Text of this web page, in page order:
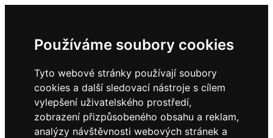
Používáme soubory cookies
Tyto webové stránky používají soubory
cookies a další sledovací nástroje s cílem
vylepšení uživatelského prostředí,
zobrazení přizpůsobeného obsahu a reklam,
analýzy návštěvnosti webových stránek a